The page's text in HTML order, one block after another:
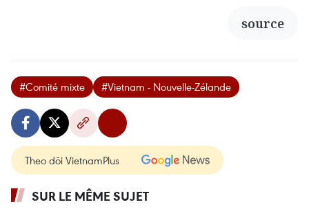
source
#Comité mixte #Vietnam - Nouvelle-Zélande
Theo dõi VietnamPlus
SUR LE MÊME SUJET